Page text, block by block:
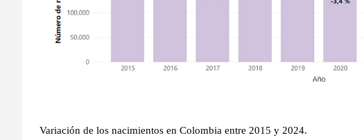
Variación de los nacimientos en Colombia entre 2015 y 2024.